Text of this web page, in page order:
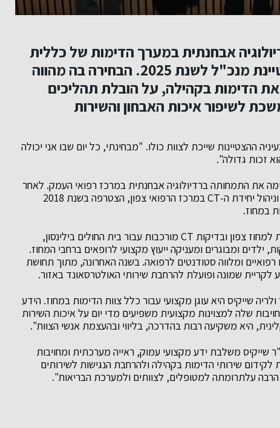
אבחנתית במערך הדימות של כללית
מחוז צפון, נבחרה כעובדת מצטיינת מנכ"ל לשנת 2025. הבחירה בה מהווה
הדימות בקהילה, על הובלת תהליכים
לשיפור איכות האבחון והשירות
ההצטיינות שייכת לצוות כולו. "מבחינתי, כל יום שבו אני יכולה
זכות גדולה".
עלתה לישראל בשנת 2000 והשלימה את התמחותה ברדיולוגיה אבחנתית במרכז רפואי העמק. לאחר
שנים של עבודה בתחום הרדיולוגיה הפולשנית וניהול יחידת ה-CT במרכז הרפואי צפון, הצטרפה בשנת 2018
במחוז.
במסגרת תפקידה היא מפענחת בדיקות דימות למחוז צפון ובדיקות CT מורכבות עבור בית החולים בילינסון,
ילדים ומבוגרים ומעניקה ייעוץ מקצועי לרופאים ברחבי המחוז.
ומלווה סטודנטים לרפואה. בשנה האחרונה, מתוך תחושת
לקריית שמונה ופועלת להרחבת שירותי האולטרסאונד באזור.
שייקיס היא עוגן מקצועי עבור כלל צוות הדימות במחוז. הידע
שלה למצוינות מקצועית משפיעים מדי יום על איכות השירות
היא משקיעה רבות בהדרכה, בליווי ובהעצמת אנשי הצוות".
שייקיס משלבת ידע מקצועי עמוק, ראייה מערכתית ומחויבות
שירותי הדימות בקהילה ולהרחבת הנגישות לשירותים
עלתרומתה למטופלים, לצוותים ולמערכת הבריאות".